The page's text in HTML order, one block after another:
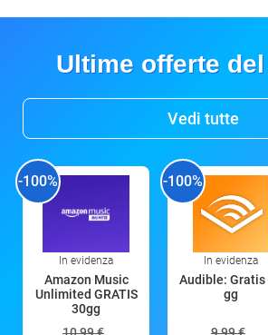
Ultime offerte
Vedi tutte
-100%
In evidenza
Amazon Music
Unlimited GRATIS
30gg
-100%
In evidenza
Audible: Gratis
gg